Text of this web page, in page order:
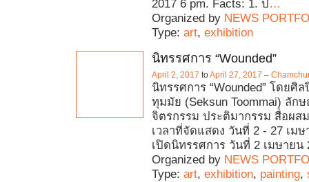
2017 6 pm. Facts: 1. ป …
Organized by NEWS
Type: art, exhibition
นิทรรศการ “Wounded”
April 2, 2017 toApril 27, 2017 –
นิทรรศการ “Wounded” โดยศิ
ทุมมัย (Seksun Toommai) ลัก
จิตรกรรม ประติมากรรม สื่อผส
เวลาที่จัดแสดง วันที่ 2 - 27 เม
เปิดนิทรรศการ วันที่ 2 เมษายน
Organized by NEWS
Type: art, exhibition, painting,